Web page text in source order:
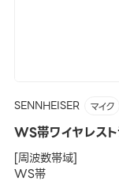
SENNHEISER マイク
WS帯ワイヤレス
[周波数帯域]
WS帯